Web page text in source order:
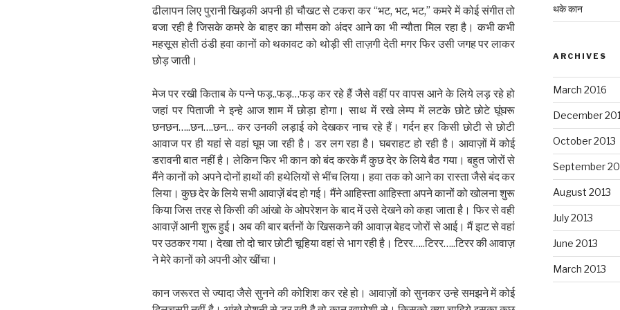
ढीलापन लिए पुरानी खिड़की अपनी ही चौखट से टकरा कर “भट, भट, भट,” कमरे में कोई संगीत तो
बजा रही है जिसके कमरे के बाहर का मौसम को अंदर आने का भी न्यौता मिल रहा है। कभी कभी
महसूस होती ठंडी हवा कानों को थकावट को थोड़ी सी ताज़गी देती मगर फिर उसी जगह पर लाकर
छोड़ जाती।
मेज पर रखी किताब के पन्ने फड़..फड़…फड़ कर रहे हैं जैसे वहीं पर वापस आने के लिये लड़ रहे हो
जहां पर पिताजी ने इन्हे आज शाम में छोड़ा होगा। साथ में रखे लेम्प में लटके छोटे छोटे घूंघरू
छनछन…..छन….छन… कर उनकी लड़ाई को देखकर नाच रहे हैं। गर्दन हर किसी छोटी से छोटी
आवाज पर ही यहां से वहां घूम जा रही है। डर लग रहा है। घबराहट हो रही है। आवाज़ों में कोई
डरावनी बात नहीं है। लेकिन फिर भी कान को बंद करके मैं कुछ देर के लिये बैठ गया। बहुत जोरों से
मैंने कानों को अपने दोनों हाथों की हथेलियों से भींच लिया। हवा तक को आने का रास्ता जैसे बंद कर
लिया। कुछ देर के लिये सभी आवाज़ें बंद हो गई। मैंने आहिस्ता आहिस्ता अपने कानों को खोलना शुरू
किया जिस तरह से किसी की आंखो के ओपरेशन के बाद में उसे देखने को कहा जाता है। फिर से वही
आवाज़ें आनी शुरू हुई। अब की बार बर्तनों के खिसकने की आवाज़ बेहद जोरों से आई। मैं झट से वहां
पर उठकर गया। देखा तो दो चार छोटी चूहिया वहां से भाग रही है। टिरर…..टिरर…..टिरर की आवाज़
ने मेरे कानों को अपनी ओर खींचा।
कान जरूरत से ज्यादा जैसे सुनने की कोशिश कर रहे हो। आवाज़ों को सुनकर उन्हे समझने में कोई
थके कान
ARCHIVES
March 2016
December
October 2013
September
August 2013
July 2013
June 2013
March 2013